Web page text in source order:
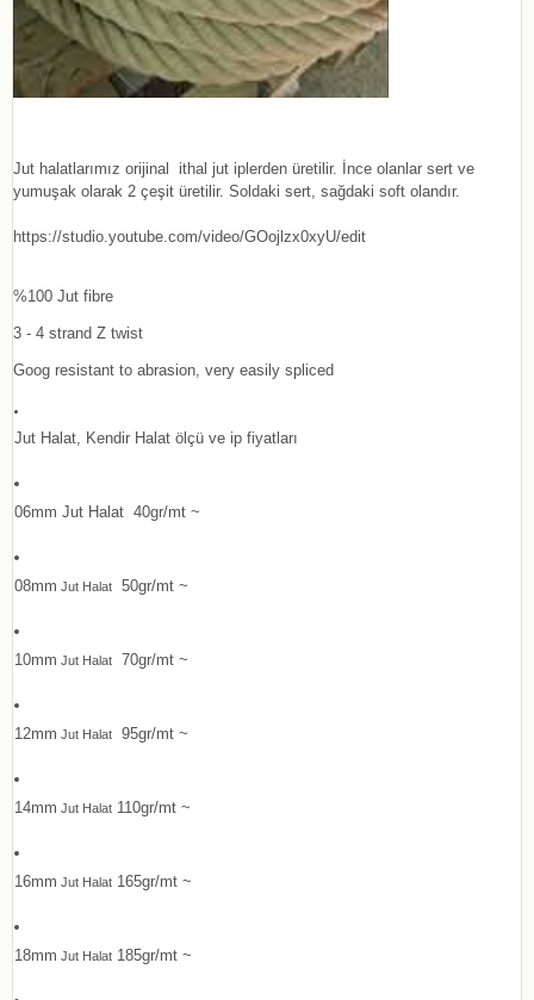
Jut halatlarımız orijinal ithal jut iplerden üretilir. İnce olanlar sert ve
yumuşak olarak 2 çeşit üretilir. Soldaki sert, sağdaki soft olandır.
https://studio.youtube.com/video/GOojlzx0xyU/edit
%100 Jut fibre
3 - 4 strand Z twist
Goog resistant to abrasion, very easily spliced
Jut Halat, Kendir Halat ölçü ve ip fiyatları
06mm Jut Halat 40gr/mt ~
08mm Jut Halat 50gr/mt ~
10mm Jut Halat 70gr/mt ~
12mm Jut Halat 95gr/mt ~
14mm Jut Halat 110gr/mt ~
16mm Jut Halat 165gr/mt ~
18mm Jut Halat 185gr/mt ~